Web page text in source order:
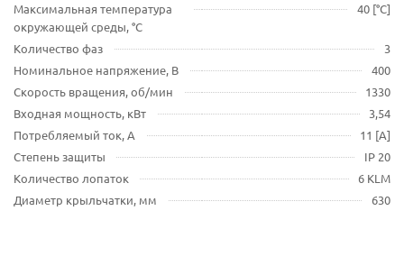
Максимальная температура
окружающей среды, °C
40 [°C]
Количество фаз
3
Номинальное напряжение, В
400
Скорость вращения, об/мин
1330
Входная мощность, кВт
3,54
Потребляемый ток, A
11 [A]
Степень защиты
IP 20
Количество лопаток
6 KLM
Диаметр крыльчатки, мм
630